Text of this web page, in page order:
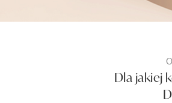
Dla jakiej